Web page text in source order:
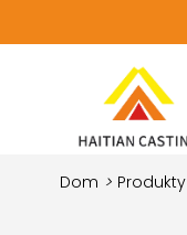
Dom > Produkty